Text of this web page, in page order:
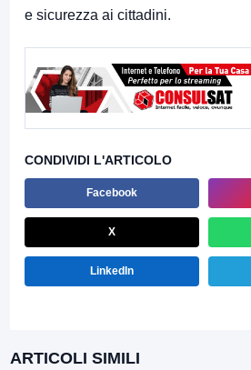
e sicurezza ai cittadini.
CONDIVIDI L'ARTICOLO
Facebook
X
LinkedIn
ARTICOLI SIMILI